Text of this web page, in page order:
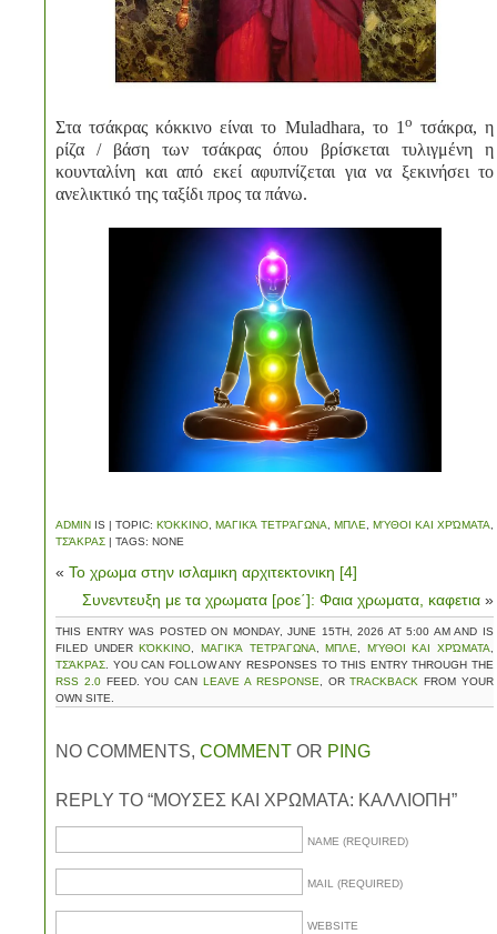
Στα τσάκρας κόκκινο είναι το Muladhara, το 1 ο τσάκρα, η
ρίζα / βάση των τσάκρας όπου βρίσκεται τυλιγμένη η
κουνταλίνη και από εκεί αφυπνίζεται για να ξεκινήσει το
ανελικτικό της ταξίδι προς τα πάνω.
ADMIN IS | TOPIC: ΚΌΚΚΙΝΟ ΜΑΓΙΚΆ ΤΕΤΡΆΓΩΝΑ ΜΠΛΕ ΜΎΘΟΙ ΚΑΙ ΧΡΏΜΑΤΑ
ΤΣΆΚΡΑΣ | TAGS: NONE
« Το χρωμα στην ισλαμικη αρχιτεκτονικη [4]
Συνεντευξη με τα χρωματα [ροε΄]: Φαια χρωματα, καφετια »
THIS ENTRY WAS POSTED ON MONDAY, JUNE 15TH, 2026 AT 5:00 AM AND IS
FILED UNDERΚΌΚΚΙΝΟ ΜΑΓΙΚΆ ΤΕΤΡΆΓΩΝΑ ,ΜΠΛΕ ΜΎΘΟΙ ΚΑΙ ΧΡΏΜΑΤΑ
ΤΣΆΚΡΑΣ . YOU CAN FOLLOW ANY RESPONSES TO THIS ENTRY THROUGH THE
RSS 2.0FEED. YOU CANLEAVE A RESPONSE , ORTRACKBACK FROM YOUR
OWN SITE.
NO COMMENTS, COMMENT OR PING
REPLY TO “ΜΟΥΣΕΣ ΚΑΙ ΧΡΩΜΑΤΑ: ΚΑΛΛΙΟΠΗ”
NAME (REQUIRED)
MAIL (REQUIRED)
WEBSITE